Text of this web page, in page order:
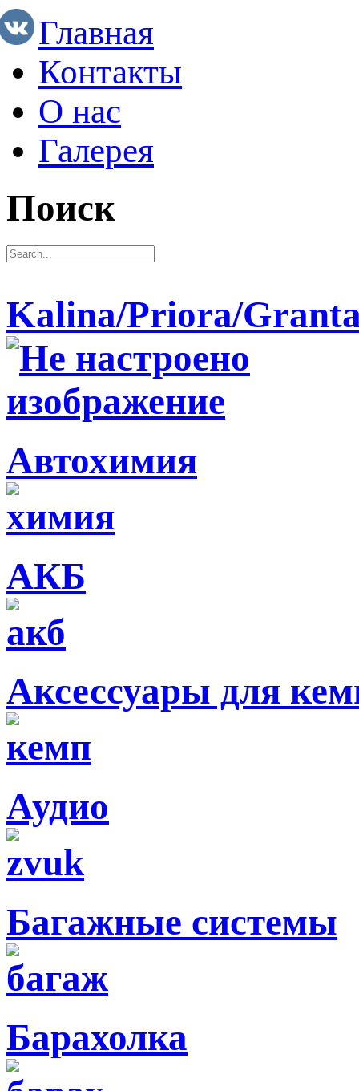
Главная
Контакты
О нас
Галерея
Поиск
Kalina/Priora/
Автохимия
АКБ
Аксессуары для
Аудио
Багажные системы
Барахолка